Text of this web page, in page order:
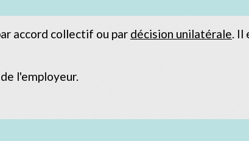
accord collectif ou par décision unilatérale. Il
l'employeur.